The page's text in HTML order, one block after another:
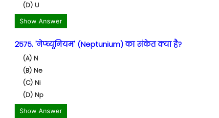
(D) U
Show Answer
2575. 'नेप्च्यूनियम' (Neptunium) का संकेत क्या है?
(A) N
(B) Ne
(C) Ni
(D) Np
Show Answer